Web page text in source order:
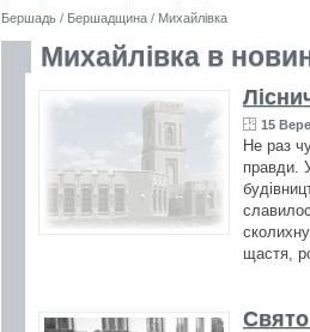
Бершадь / Бершадщина / Михайлівка
Михайлівка в
15
Не раз
правди.
щастя,